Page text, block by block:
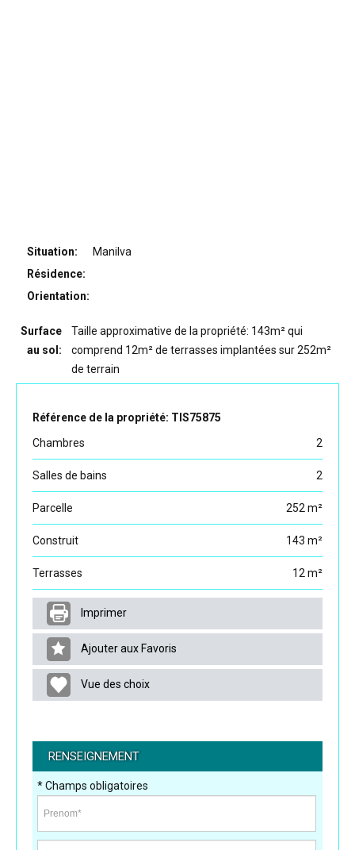
Situation:
Manilva
Résidence:
Orientation:
Surface
au sol:
Taille approximative de la propriété: 143m² qui
comprend 12m² de terrasses implantées sur 252m²
de terrain
Référence de la propriété: TIS75875
Chambres
2
Salles de bains 2
Parcelle 252 m²
Construit 143 m²
Terrasses 12 m²
Imprimer
Ajouter aux Favoris
Vue des choix
RENSEIGNEMENT
* Champs obligatoires